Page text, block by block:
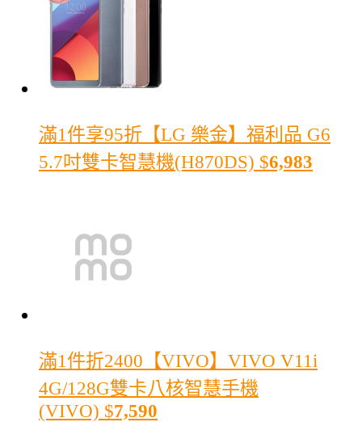
滿1件享95折 【LG 樂金】福利品 G6
5.7吋雙卡智慧機(H870DS) $6,983
滿1件折2400 【VIVO】VIVO V11i
4G/128G雙卡八核智慧手機
(VIVO) $7,590